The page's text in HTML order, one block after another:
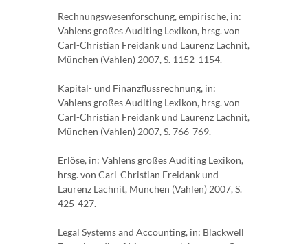
Rechnungswesenforschung, empirische, in:
Vahlens großes Auditing Lexikon, hrsg. von
Carl-Christian Freidank und Laurenz Lachnit,
München (Vahlen) 2007, S. 1152-1154.
Kapital- und Finanzflussrechnung, in:
Vahlens großes Auditing Lexikon, hrsg. von
Carl-Christian Freidank und Laurenz Lachnit,
München (Vahlen) 2007, S. 766-769.
Erlöse, in: Vahlens großes Auditing Lexikon,
hrsg. von Carl-Christian Freidank und
Laurenz Lachnit, München (Vahlen) 2007, S.
425-427.
Legal Systems and Accounting, in: Blackwell